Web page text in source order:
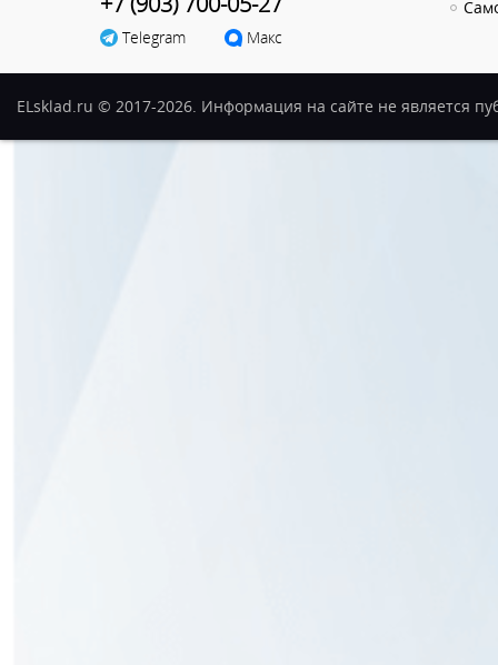
Telegram Макс
ELsklad.ru © 2017-2026. Информация на сайте не является